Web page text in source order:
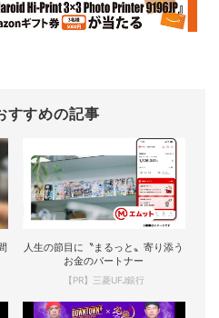
すすめの記事
人生の節目に〝まるっと〟寄り添う
お金のパートナー
【PR】三菱UFJ銀行